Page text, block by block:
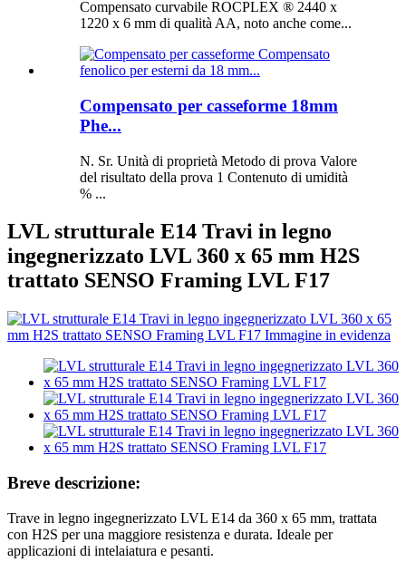
Compensato curvabile ROCPLEX ® 2440 x
1220 x 6 mm di qualità AA, noto anche come...
Compensato per casseforme 18mm
Phe...
N. Sr. Unità di proprietà Metodo di prova Valore
del risultato della prova 1 Contenuto di umidità
% ...
LVL strutturale E14 Travi in ​​legno
ingegnerizzato LVL 360 x 65 mm H2S
trattato SENSO Framing LVL F17
Breve descrizione:
Trave in legno ingegnerizzato LVL E14 da 360 x 65 mm, trattata
con H2S per una maggiore resistenza e durata. Ideale per
applicazioni di intelaiatura e pesanti.